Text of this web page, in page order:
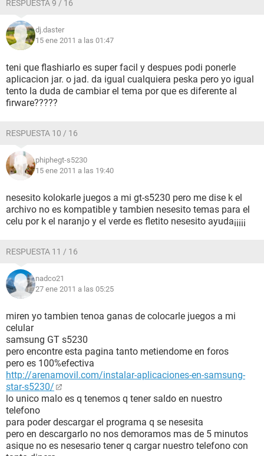
RESPUESTA 9 / 16
dj.daster
15 ene 2011 a las 01:47
teni que flashiarlo es super facil y despues podi ponerle
aplicacion jar. o jad. da igual cualquiera peska pero yo igual
tento la duda de cambiar el tema por que es diferente al
firware?????
RESPUESTA 10 / 16
phiphegt-s5230
15 ene 2011 a las 19:40
nesesito kolokarle juegos a mi gt-s5230 pero me dise k el
archivo no es kompatible y tambien nesesito temas para el
celu por k el naranjo y el verde es fletito nesesito ayuda¡¡¡¡¡
RESPUESTA 11 / 16
nadco21
27 ene 2011 a las 05:25
miren yo tambien tenoa ganas de colocarle juegos a mi
celular
samsung GT s5230
pero encontre esta pagina tanto metiendome en foros
pero es 100%efectiva
http://arenamovil.com/instalar-aplicaciones-en-samsung-
star-s5230/
lo unico malo es q tenemos q tener saldo en nuestro
telefono
para poder descargar el programa q se nesesita
pero en descargarlo no nos demoramos mas de 5 minutos
asique no es nesesario tener q cargar nuestro telefono con